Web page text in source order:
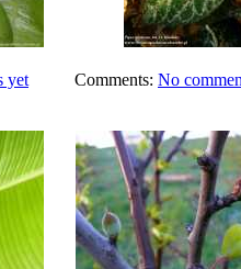
yet Comments: No